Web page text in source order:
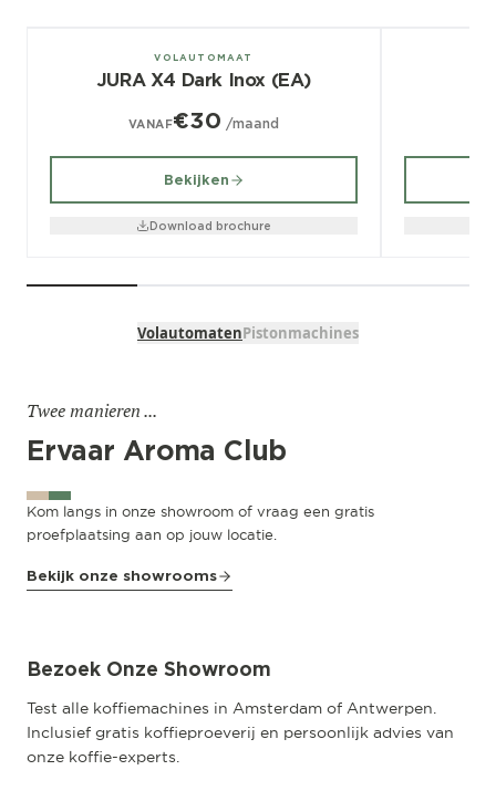
VOLAUTOMAAT
JURA X4 Dark Inox (EA)
VANAF€30 /maand
Bekijken
Download brochure
VolautomatenPistonmachines
Twee manieren ...
Ervaar Aroma Club
Kom langs in onze showroom of vraag een gratis
proefplaatsing aan op jouw locatie.
Bekijk onze showrooms
Amsterdam
Bezoek Onze Showroom
Test alle koffiemachines in Amsterdam of Antwerpen.
Inclusief gratis koffieproeverij en persoonlijk advies van
onze koffie-experts.